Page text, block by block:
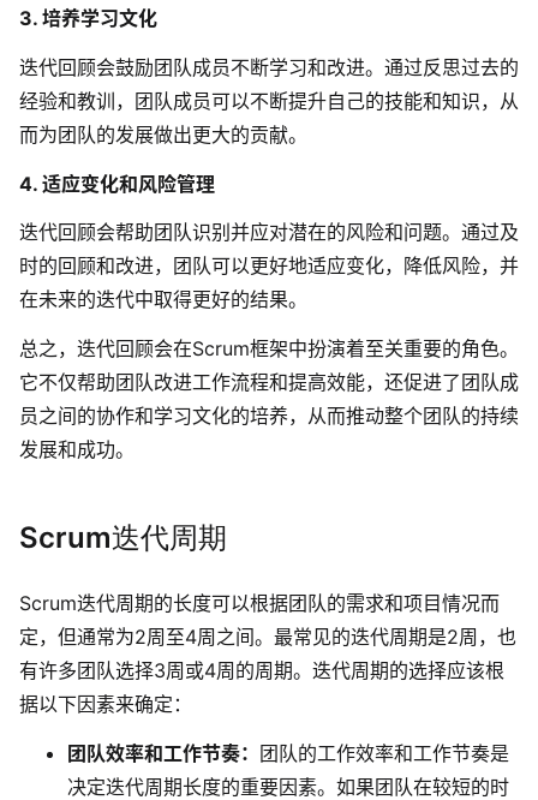
私有化部署
管理功能定制 · 专业部署方案
客户案例
企业版申请试用
满足企业级团队协作和管理需求
帮助支持
帮助中心
探索创意灵感与高效协作技巧
3. 培养学习文化
迭代回顾会鼓励团队成员不断学习和改进。通过反思过去的
经验和教训，团队成员可以不断提升自己的技能和知识，从
而为团队的发展做出更大的贡献。
4. 适应变化和风险管理
迭代回顾会帮助团队识别并应对潜在的风险和问题。通过及
时的回顾和改进，团队可以更好地适应变化，降低风险，并
在未来的迭代中取得更好的结果。
总之，迭代回顾会在Scrum框架中扮演着至关重要的角色。
它不仅帮助团队改进工作流程和提高效能，还促进了团队成
员之间的协作和学习文化的培养，从而推动整个团队的持续
发展和成功。
Scrum迭代周期
Scrum迭代周期的长度可以根据团队的需求和项目情况而
定，但通常为2周至4周之间。最常见的迭代周期是2周，也
有许多团队选择3周或4周的周期。迭代周期的选择应该根
据以下因素来确定：
团队效率和工作节奏： 团队的工作效率和工作节奏是
决定迭代周期长度的重要因素。 如果团队在较短的时